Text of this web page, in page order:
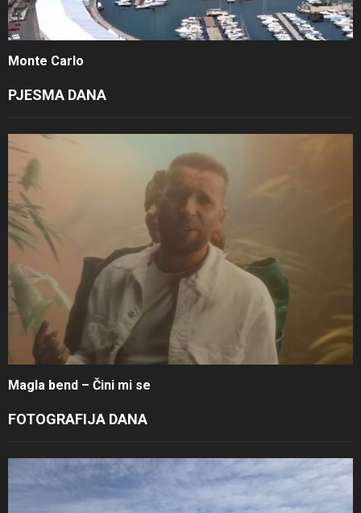
Monte Carlo
PJESMA DANA
Magla bend – Čini mi se
FOTOGRAFIJA DANA